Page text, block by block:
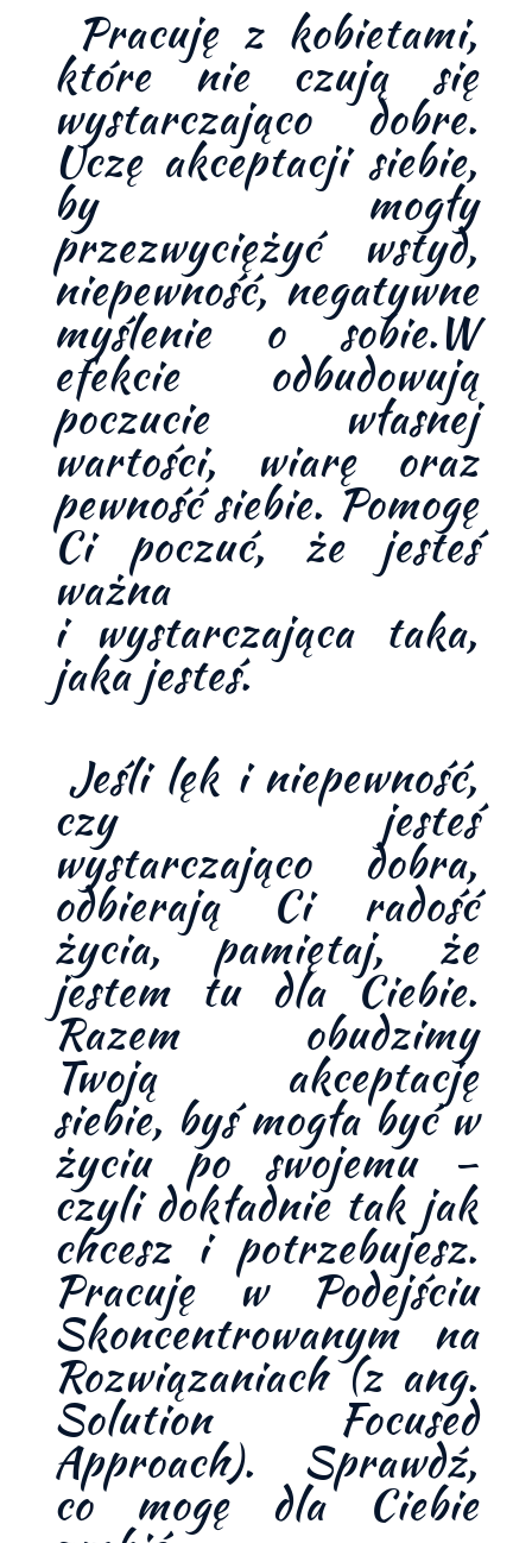
Pracuję z kobietami,
które nie czują się
wystarczająco dobre.
Uczę akceptacji siebie,
by mogły
przezwyciężyć wstyd,
niepewność, negatywne
myślenie o sobie.W
efekcie odbudowują
poczucie własnej
wartości, wiarę oraz
pewność siebie. Pomogę
Ci poczuć, że jesteś
ważna
i wystarczająca taka,
jaka jesteś.
Jeśli lęk i niepewność,
czy jesteś
wystarczająco dobra,
odbierają Ci radość
życia, pamiętaj, że
jestem tu dla Ciebie.
Razem obudzimy
Twoją akceptację
siebie, byś mogła być w
życiu po swojemu –
czyli dokładnie tak jak
chcesz i potrzebujesz.
Pracuję w Podejściu
Skoncentrowanym na
Rozwiązaniach (z ang.
Solution Focused
Approach). Sprawdź,
co mogę dla Ciebie